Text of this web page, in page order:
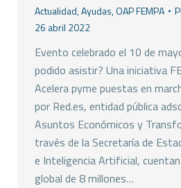
Actualidad,Ayudas,OAP FEMPA
26 abril 2022
Evento celebrado el 10 de
podido asistir? Una iniciativa
Acelera pyme puestas en
por Red.es, entidad pública
Asuntos Económicos y
través de la Secretaría de
e Inteligencia Artificial,
global de 8 millones…